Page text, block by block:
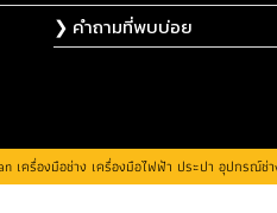
❯ คำถามที่พบบ่อย
เครื่องมือช่าง เครื่องมือไฟฟ้า ประปา อุปกรณ์